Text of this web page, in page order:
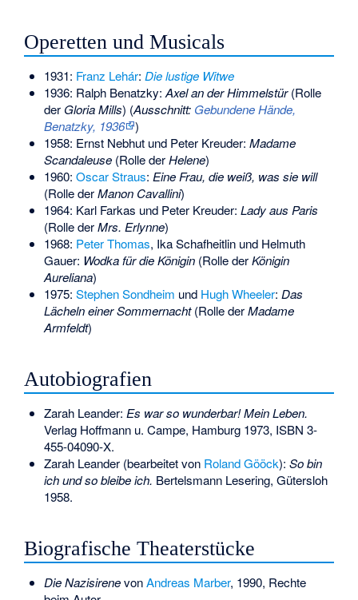
Operetten und Musicals
1931: Franz Lehár: Die lustige Witwe
1936: Ralph Benatzky:Axel an der Himmelstür(Rolle
der Gloria Mills) (Ausschnitt: Gebundene Hände,
Benatzky, 1936
)
1958: Ernst Nebhut und Peter Kreuder: Madame
Scandaleuse(Rolle derHelene)
1960: Oscar Straus: Eine Frau, die weiß, was sie will
(Rolle derManon Cavallini)
1964: Karl Farkas und Peter Kreuder: Lady aus Paris
(Rolle derMrs. Erlynne)
1968: Peter Thomas, Ika Schafheitlinund Helmuth
Gauer: Wodka für die Königin(Rolle derKönigin
Aureliana)
1975: Stephen Sondheim und Hugh Wheeler: Das
Lächeln einer Sommernacht(Rolle derMadame
Armfeldt)
Autobiografien
Zarah Leander: Es war so wunderbar! Mein Leben.
Verlag Hoffmann u. Campe, Hamburg 1973, ISBN 3-
455-04090-X.
Zarah Leander (bearbeitet von Roland Gööck): So bin
ich und so bleibe ich. Bertelsmann Lesering, Gütersloh
1958.
Biografische Theaterstücke
Die NazisirenevonAndreas Marber, 1990, Rechte